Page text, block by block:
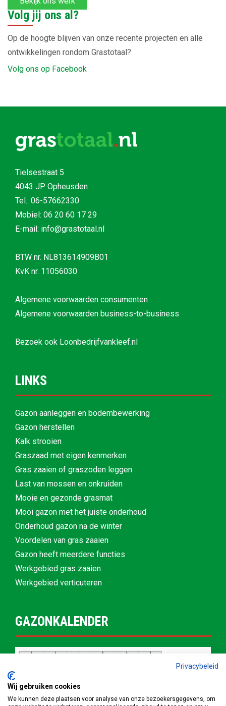
Volg jij ons al?
Op de hoogte blijven van onze recente projecten en alle
ontwikkelingen rondom Grastotaal?
Volg ons op Facebook
Tielsestraat 5
4043 JP Opheusden
Tel.: 06-57662330
Mobiel: 06 20 60 17 29
E-mail: info@grastotaal.nl
BTW nr. NL813614909B01
KvK nr. 11056030
Algemene voorwaarden consumenten
Algemene voorwaarden business-to-business
Bezoek ook Loonbedrijfvankleef.nl
LINKS
Gazon aanleggen en bodembewerking
Gazon herstellen
Kalk strooien
Graszaad met eigen kenmerken
Gras zaaien of graszoden leggen
Last van mossen en onkruiden
Mooie en gezonde grasmat
Mooi gazon met het juiste onderhoud
Onderhoud gazon na de winter
Voordelen van gras zaaien
Gazon heeft meerdere functies
Werkgebied gras zaaien
Werkgebied verticuteren
GAZONKALENDER
Privacybeleid
Wij gebruiken cookies
We kunnen deze plaatsen voor analyse van onze bezoekersgegevens, om